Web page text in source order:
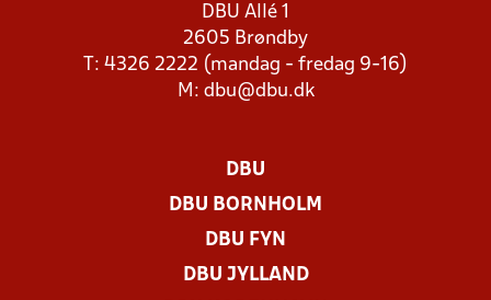
DBU Allé 1
2605 Brøndby
T: 4326 2222 (mandag - fredag 9-16)
M: dbu@dbu.dk
DBU
DBU BORNHOLM
DBU FYN
DBU JYLLAND